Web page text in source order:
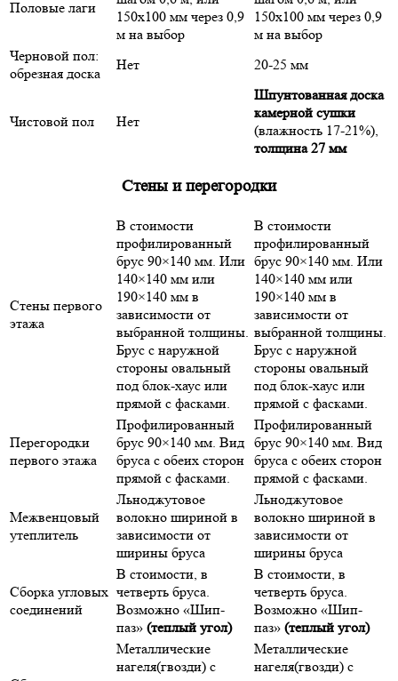
Половые лаги
150х100 мм через 0,9
м на выбор
150х100 мм через 0,9
м на выбор
Черновой пол:
обрезная доска
Нет 20-25 мм
Чистовой пол Нет
Шпунтованная доска
камерной сушки
(влажность 17-21%),
толщина 27 мм
Стены и перегородки
Стены первого
этажа
В стоимости
профилированный
брус 90×140 мм. Или
140×140 мм или
190×140 мм в
зависимости от
выбранной толщины.
Брус с наружной
стороны овальный
под блок-хаус или
прямой с фасками.
В стоимости
профилированный
брус 90×140 мм. Или
140×140 мм или
190×140 мм в
зависимости от
выбранной толщины.
Брус с наружной
стороны овальный
под блок-хаус или
прямой с фасками.
Перегородки
первого этажа
Профилированный
брус 90×140 мм. Вид
бруса с обеих сторон
прямой с фасками.
Профилированный
брус 90×140 мм. Вид
бруса с обеих сторон
прямой с фасками.
Межвенцовый
утеплитель
Льноджутовое
волокно шириной в
зависимости от
ширины бруса
Льноджутовое
волокно шириной в
зависимости от
ширины бруса
Сборка угловых
соединений
В стоимости, в
четверть бруса.
Возможно «Шип-
паз» (теплый угол)
В стоимости, в
четверть бруса.
Возможно «Шип-
паз» (теплый угол)
Металлические
нагеля(гвозди) с
Металлические
нагеля(гвозди) с